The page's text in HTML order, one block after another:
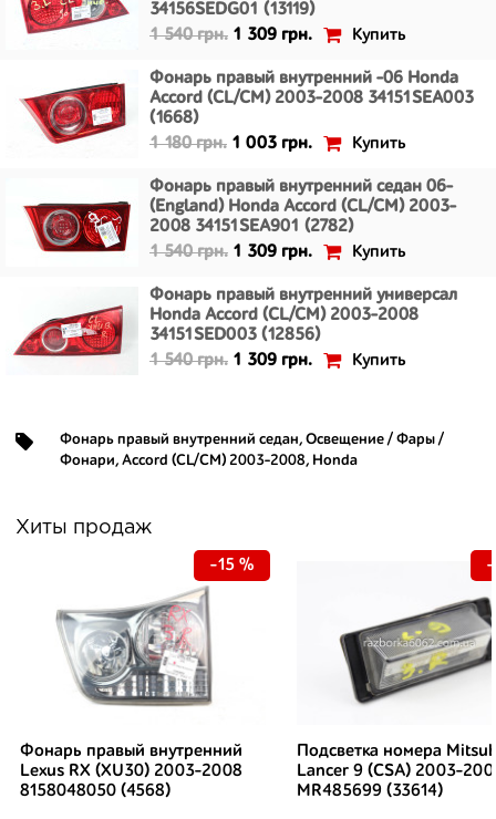
34156SEDG01 (13119)
1 540 грн. 1 309 грн. Купить
Фонарь правый внутренний -06 Honda
Accord (CL/CM) 2003-2008 34151SEA003
(1668)
1 180 грн. 1 003 грн. Купить
Фонарь правый внутренний седан 06-
(England) Honda Accord (CL/CM) 2003-
2008 34151SEA901 (2782)
1 540 грн. 1 309 грн. Купить
Фонарь правый внутренний универсал
Honda Accord (CL/CM) 2003-2008
34151SED003 (12856)
1 540 грн. 1 309 грн. Купить
Фонарь правый внутренний седан, Освещение / Фары /
Фонари, Accord (CL/CM) 2003-2008, Honda
Хиты продаж
Фонарь правый внутренний
Lexus RX (XU30) 2003-2008
8158048050 (4568)
-15 %
Подсветка номера
Lancer 9 (CSA) 2003-
MR485699 (33614)
-